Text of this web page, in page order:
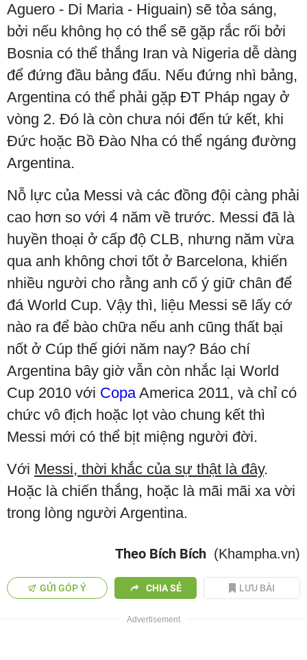
Aguero - Di Maria - Higuain) sẽ tỏa sáng,
bởi nếu không họ có thể sẽ gặp rắc rối bởi
Bosnia có thể thắng Iran và Nigeria dễ dàng
để đứng đầu bảng đấu. Nếu đứng nhì bảng,
Argentina có thể phải gặp ĐT Pháp ngay ở
vòng 2. Đó là còn chưa nói đến tứ kết, khi
Đức hoặc Bồ Đào Nha có thể ngáng đường
Argentina.
Nỗ lực của Messi và các đồng đội càng phải
cao hơn so với 4 năm về trước. Messi đã là
huyền thoại ở cấp độ CLB, nhưng năm vừa
qua anh không chơi tốt ở Barcelona, khiến
nhiều người cho rằng anh cố ý giữ chân để
đá World Cup. Vậy thì, liệu Messi sẽ lấy cớ
nào ra để bào chữa nếu anh cũng thất bại
nốt ở Cúp thế giới năm nay? Báo chí
Argentina bây giờ vẫn còn nhắc lại World
Cup 2010 với CopaAmerica 2011, và chỉ có
chức vô địch hoặc lọt vào chung kết thì
Messi mới có thể bịt miệng người đời.
Với Messi, thời khắc của sự thật là đây.
Hoặc là chiến thắng, hoặc là mãi mãi xa vời
trong lòng người Argentina.
Theo Bích Bích (Khampha.vn)
GỬI GÓP Ý CHIA SẺ LƯU BÀI